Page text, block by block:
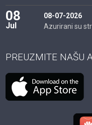
08
Jul
08-07-2026
Azurirani su
PREUZMITE NAŠU